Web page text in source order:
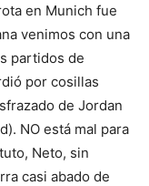
en Munich fue
venimos con una
partidos de
por cosillas
de Jordan
NO está mal para
Neto, sin
casi abado de